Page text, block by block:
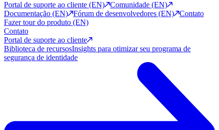
Portal de suporte ao cliente (EN)
Comunidade (EN)
Documentação (EN)
Fórum de desenvolvedores (EN)
Contato
Fazer tour do produto (EN)
Contato
Portal de suporte ao cliente
Biblioteca de recursosInsights para otimizar seu programa de
segurança de identidade